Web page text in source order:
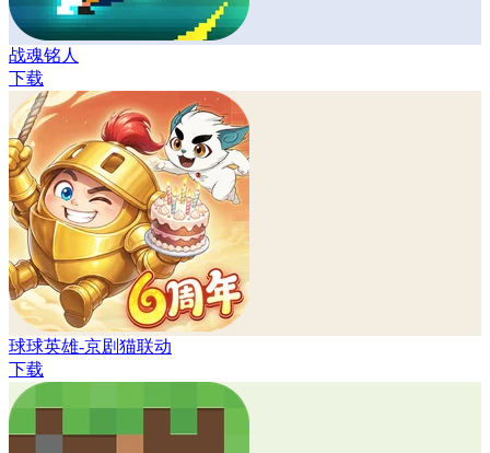
战魂铭人
下载
球球英雄-京剧猫联动
下载